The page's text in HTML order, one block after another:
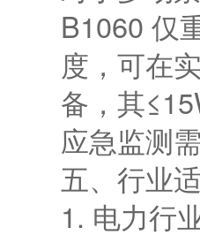
B1060
度，可在
备，其
应急监测
五、行业
1. 电力行